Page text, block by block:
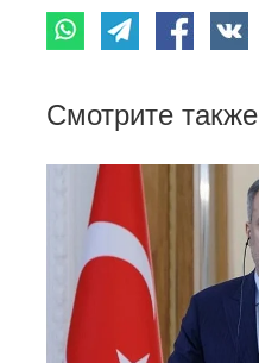
Смотрите также